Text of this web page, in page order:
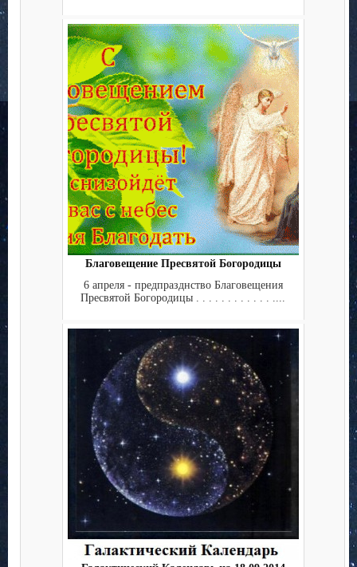
Благовещение Пресвятой Богородицы
6 апреля - предпразднство Благовещения
Пресвятой Богородицы . . . . . . . . . . . . ....